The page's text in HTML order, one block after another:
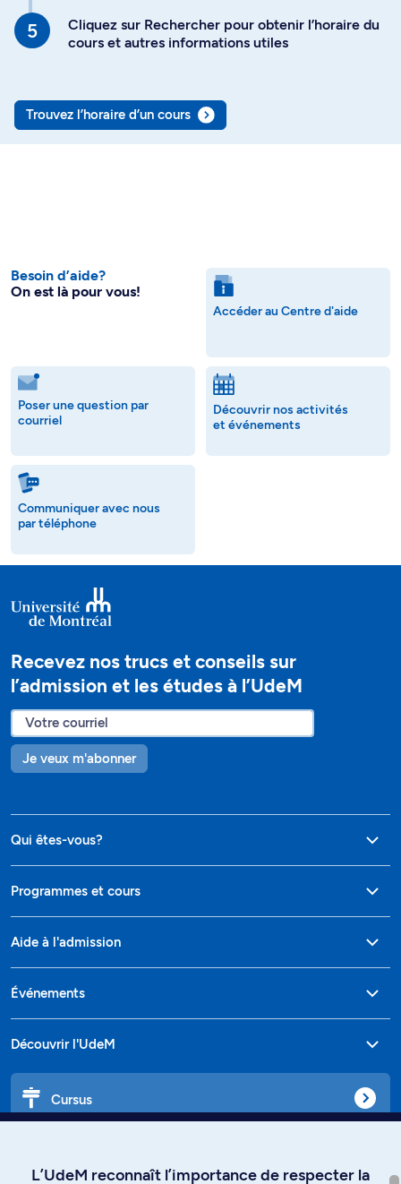
Cliquez sur Rechercher pour obtenir l’horaire du
cours et autres informations utiles
Trouvez l’horaire d’un cours
Besoin d’aide?
On est là pour vous!
Accéder au Centre d'aide
Poser une question par
courriel
Découvrir nos activités
et événements
Communiquer avec nous
par téléphone
Recevez nos trucs et conseils sur
l’admission et les études à l’UdeM
Je veux m'abonner
Qui êtes-vous?
Programmes et cours
Aide à l'admission
Événements
Découvrir l'UdeM
Cursus
L’UdeM reconnaît l’importance de respecter la